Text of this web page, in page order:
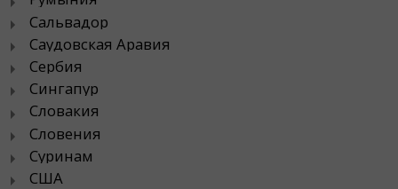
Сальвадор
Саудовская Аравия
Сербия
Сингапур
Словакия
Словения
Суринам
США